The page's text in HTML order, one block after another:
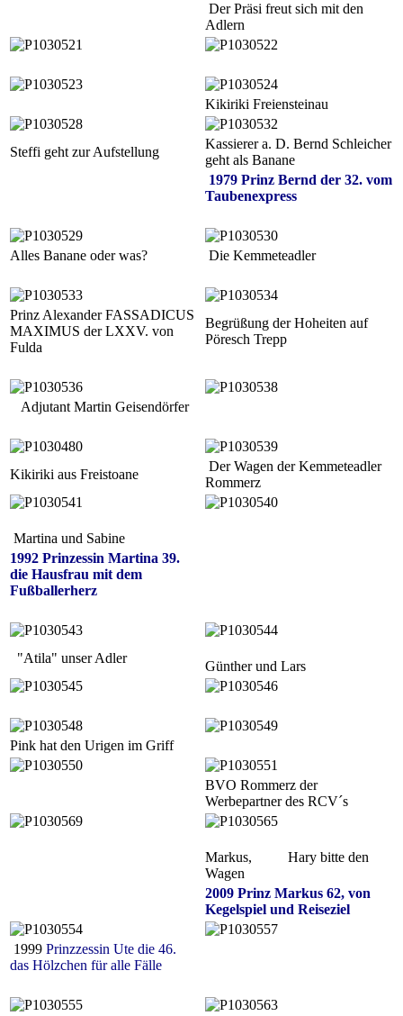
Der Präsi freut sich mit den
Adlern
Kikiriki Freiensteinau
Steffi geht zur Aufstellung
Kassierer a. D. Bernd Schleicher
geht als Banane
1979 Prinz Bernd der 32. vom
Taubenexpress
Alles Banane oder was? Die Kemmeteadler
Prinz Alexander FASSADICUS
MAXIMUS der LXXV. von
Fulda
Begrüßung der Hoheiten auf
Pöresch Trepp
Adjutant Martin Geisendörfer
Kikiriki aus Freistoane
Der Wagen der Kemmeteadler
Rommerz
Martina und Sabine
1992 Prinzessin Martina 39.
die Hausfrau mit dem
Fußballerherz
"Atila" unser Adler
Günther und Lars
Pink hat den Urigen im Griff
BVO Rommerz der
Werbepartner des RCV´s
Markus, Hary bitte den
Wagen
2009 Prinz Markus 62, von
Kegelspiel und Reiseziel
1999 Prinzzessin Ute die 46.
das Hölzchen für alle Fälle